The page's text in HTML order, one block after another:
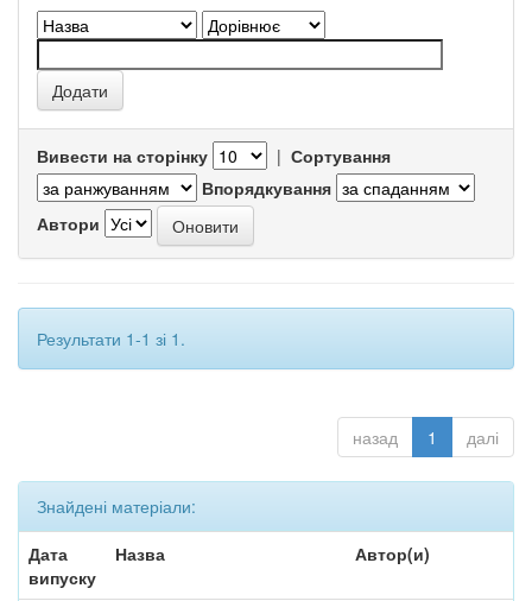
Вивести на сторінку | Сортування
Впорядкування
Автори
Результати 1-1 зі 1.
назад 1 далі
Знайдені матеріали:
Дата
випуску
Назва Автор(и)